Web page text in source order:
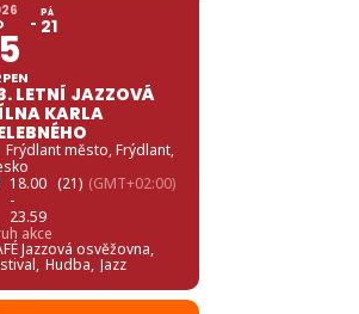
PÁ
21
LETNÍ JAZZOVÁ
KARLA
Frýdlant město, Frýdlant,
18.00
-
23.59
(21) (GMT+02:00)
akce
Jazzová osvěžovna,
Hudba, Jazz